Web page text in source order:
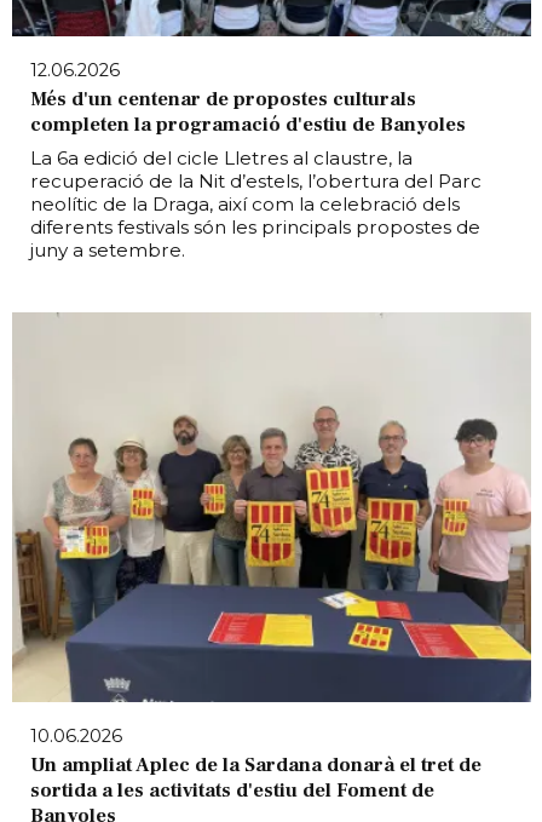
12.06.2026
Més d'un centenar de propostes culturals
completen la programació d'estiu de Banyoles
La 6a edició del cicle Lletres al claustre, la
recuperació de la Nit d’estels, l’obertura del Parc
neolític de la Draga, així com la celebració dels
diferents festivals són les principals propostes de
juny a setembre.
10.06.2026
Un ampliat Aplec de la Sardana donarà el tret de
sortida a les activitats d'estiu del Foment de
Banyoles